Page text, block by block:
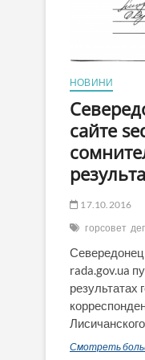
НОВИНИ
сайте
17.10.2016
горсовет
rada.gov.ua
результатах
Смотреть